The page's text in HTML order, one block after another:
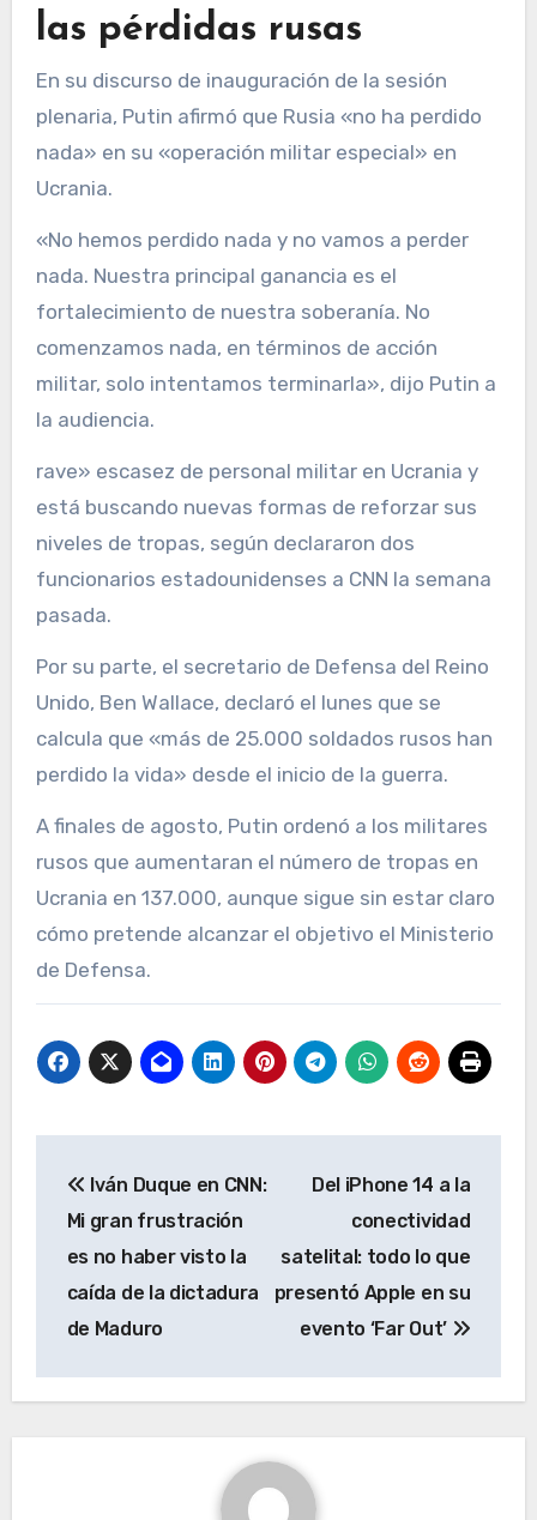
las pérdidas rusas
En su discurso de inauguración de la sesión
plenaria, Putin afirmó que Rusia «no ha perdido
nada» en su «operación militar especial» en
Ucrania.
«No hemos perdido nada y no vamos a perder
nada. Nuestra principal ganancia es el
fortalecimiento de nuestra soberanía. No
comenzamos nada, en términos de acción
militar, solo intentamos terminarla», dijo Putin a
la audiencia.
rave» escasez de personal militar en Ucrania y
está buscando nuevas formas de reforzar sus
niveles de tropas, según declararon dos
funcionarios estadounidenses a CNN la semana
pasada.
Por su parte, el secretario de Defensa del Reino
Unido, Ben Wallace, declaró el lunes que se
calcula que «más de 25.000 soldados rusos han
perdido la vida» desde el inicio de la guerra.
A finales de agosto, Putin ordenó a los militares
rusos que aumentaran el número de tropas en
Ucrania en 137.000, aunque sigue sin estar claro
cómo pretende alcanzar el objetivo el Ministerio
de Defensa.
de
entradas
Iván Duque en CNN:
Mi gran frustración
es no haber visto la
caída de la dictadura
de Maduro
Del iPhone 14 a la
conectividad
satelital: todo lo que
presentó Apple en su
evento ‘Far Out’